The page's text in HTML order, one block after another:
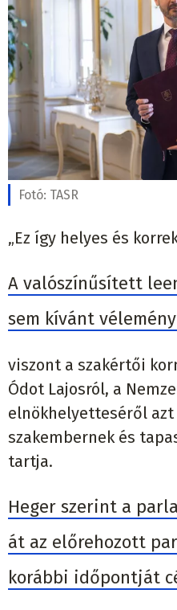
Fotó: TASR
„Ez így helyes és
A valószínűsített
sem kívánt
viszont a szakértői
Ódot Lajosról, a
elnökhelyetteséről azt
szakembernek és
tartja.
Heger szerint a
át az előrehozott
korábbi időpontját